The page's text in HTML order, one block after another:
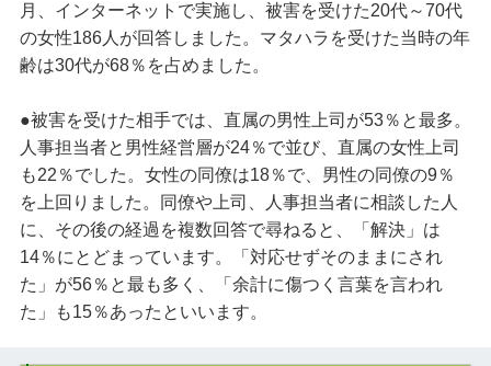
月、インターネットで実施し、被害を受けた20代～70代
の女性186人が回答しました。マタハラを受けた当時の年
齢は30代が68％を占めました。
●被害を受けた相手では、直属の男性上司が53％と最多。
人事担当者と男性経営層が24％で並び、直属の女性上司
も22％でした。女性の同僚は18％で、男性の同僚の9％
を上回りました。同僚や上司、人事担当者に相談した人
に、その後の経過を複数回答で尋ねると、「解決」は
14％にとどまっています。「対応せずそのままにされ
た」が56％と最も多く、「余計に傷つく言葉を言われ
た」も15％あったといいます。